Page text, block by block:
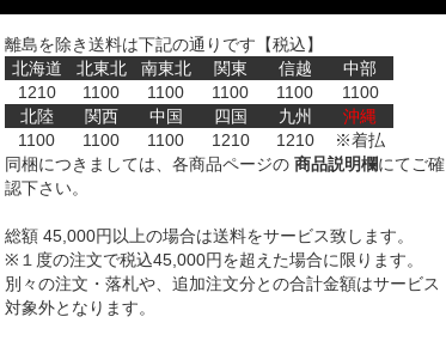
離島を除き送料は下記の通りです【税込】
北海道
北東北 南東北 関東 信越
中部
1210
1100 1100 1100 1100
1100
北陸
関西 中国 四国 九州
沖縄
1100
1100 1100 1210 1210
※着払
同梱につきましては、各商品ページの 商品説明欄にてご確
認下さい。
総額 45,000円以上の場合は送料をサービス致します。
※１度の注文で税込45,000円を超えた場合に限ります。
別々の注文・落札や、追加注文分との合計金額はサービス
対象外となります。